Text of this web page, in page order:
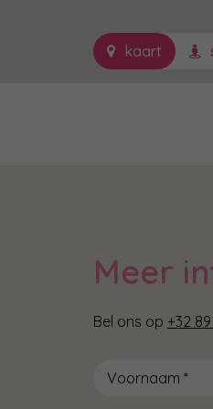
kaart
Meer
Bel ons op +32